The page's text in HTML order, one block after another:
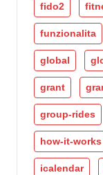
fido2
funzionalita
global
grant
group-rides
how-it-works
icalendar